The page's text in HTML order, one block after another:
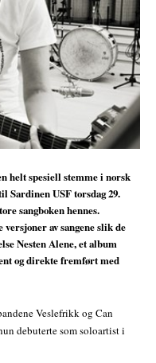
helt spesiell stemme i norsk
Sardinen USF torsdag 29.
sangboken hennes.
av sangene slik de
Nesten Alene, et album
og direkte fremført med
Veslefrikk og Can
debuterte som soloartist i